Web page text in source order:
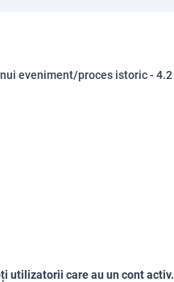
eveniment/proces istoric - 4.2
utilizatorii care au un cont activ.